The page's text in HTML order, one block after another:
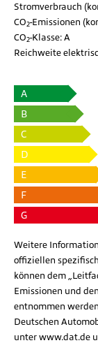
Stromverbrauch
CO2-Emissionen
CO2-Klasse: A
Reichweite
A
B
C
D
E
F
G
Weitere
offiziellen
können dem
Emissionen und
entnommen
Deutschen
unter www.dat.de